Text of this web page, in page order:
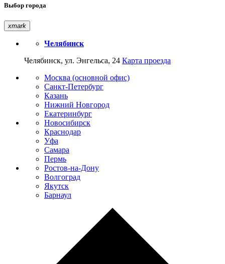
Выбор города
xmark
Челябинск
Челябинск, ул. Энгельса, 24 Карта проезда
Москва (основной офис)
Санкт-Петербург
Казань
Нижний Новгород
Екатеринбург
Новосибирск
Краснодар
Уфа
Самара
Пермь
Ростов-на-Дону
Волгоград
Якутск
Барнаул